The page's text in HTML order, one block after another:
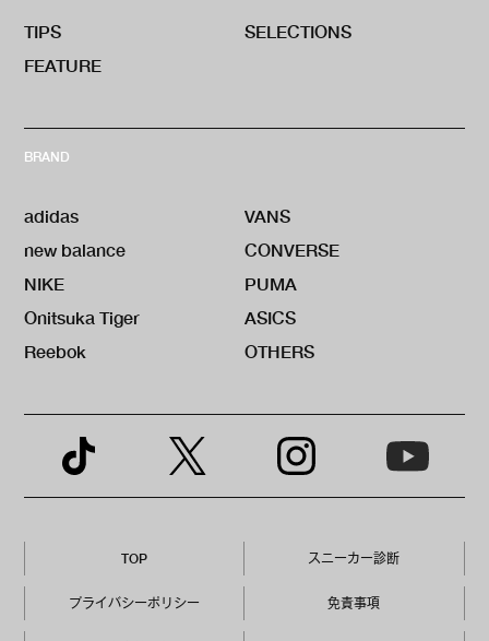
TIPS
SELECTIONS
FEATURE
BRAND
adidas
VANS
new balance
CONVERSE
NIKE
PUMA
Onitsuka Tiger
ASICS
Reebok
OTHERS
TOP スニーカー診断
プライバシーポリシー 免責事項